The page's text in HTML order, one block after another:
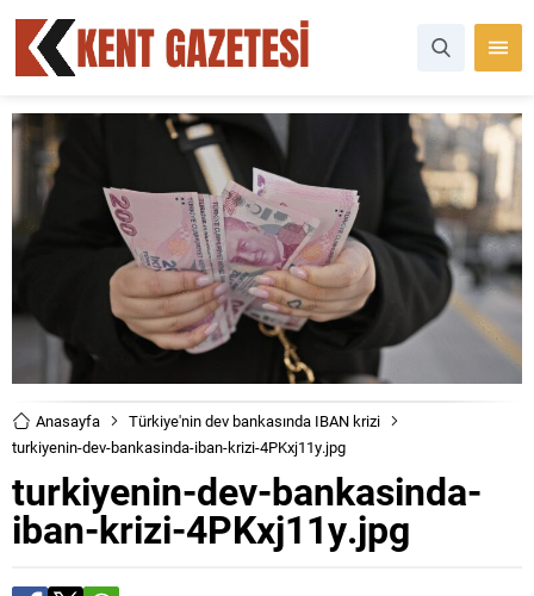
Anasayfa
Türkiye'nin dev bankasında IBAN krizi
turkiyenin-dev-bankasinda-iban-krizi-4PKxj11y.jpg
turkiyenin-dev-bankasinda-
iban-krizi-4PKxj11y.jpg